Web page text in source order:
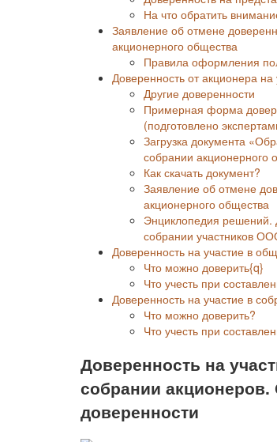
На что обратить
Заявление об отмене
акционерного общества
Правила оформления
Доверенность от акционера
Другие доверенности
Примерная форма
(подготовлено
Загрузка документа
собрании акционерного
Как скачать документ?
Заявление об отмене
акционерного общества
Энциклопедия решений.
собрании участников
Доверенность на участие в
Что можно доверить{q}
Что учесть при
Доверенность на участие в
Что можно доверить?
Что учесть при
Доверенность на
собрании акционеров.
доверенности